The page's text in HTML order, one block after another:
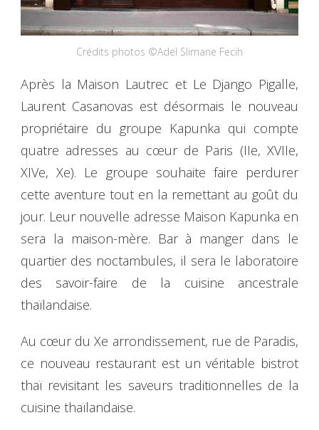
Crédits photos ©Adel Slimane Fecih
Après la Maison Lautrec et Le Django Pigalle,
Laurent Casanovas est désormais le nouveau
propriétaire du groupe Kapunka qui compte
quatre adresses au cœur de Paris (IIe, XVIIe,
XIVe, Xe). Le groupe souhaite faire perdurer
cette aventure tout en la remettant au goût du
jour. Leur nouvelle adresse Maison Kapunka en
sera la maison-mère. Bar à manger dans le
quartier des noctambules, il sera le laboratoire
des savoir-faire de la cuisine ancestrale
thaïlandaise.
Au cœur du Xe arrondissement, rue de Paradis,
ce nouveau restaurant est un véritable bistrot
thaï revisitant les saveurs traditionnelles de la
cuisine thaïlandaise.